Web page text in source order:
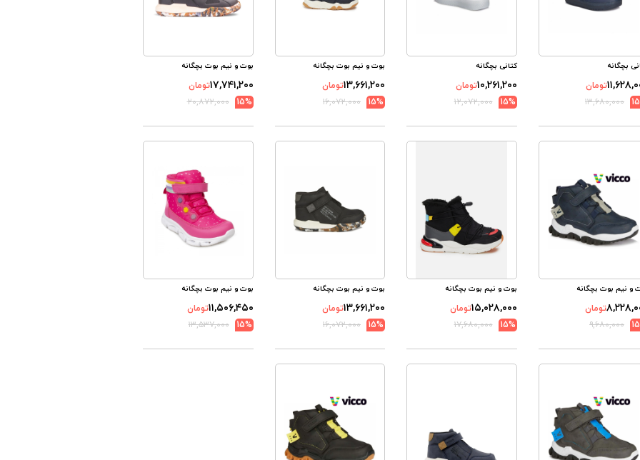
بچگانه
تومان
۱۳,۶۸۰,۰۰۰
کتانی بچگانه
۱۰,۲۶۱,۲۰۰تومان
15%
۱۲,۰۷۲,۰۰۰
بوت و نیم بوت بچگانه
۱۳,۶۶۱,۲۰۰تومان
15%
۱۶,۰۷۲,۰۰۰
بوت و نیم بوت بچگانه
۱۷,۷۴۱,۲۰۰تومان
15%
۲۰,۸۷۲,۰۰۰
و نیم بوت بچگانه
تومان
۹,۶۸۰,۰۰۰
بوت و نیم بوت بچگانه
۱۵,۰۲۸,۰۰۰تومان
15%
۱۷,۶۸۰,۰۰۰
بوت و نیم بوت بچگانه
۱۳,۶۶۱,۲۰۰تومان
15%
۱۶,۰۷۲,۰۰۰
بوت و نیم بوت بچگانه
۱۱,۵۰۶,۴۵۰تومان
15%
۱۳,۵۳۷,۰۰۰